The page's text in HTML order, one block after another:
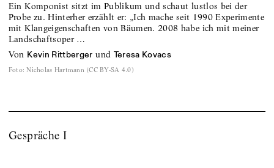
Ein Komponist sitzt im Publikum und schaut lustlos bei der
Probe zu. Hinterher erzählt er: „Ich mache seit 1990 Experimente
mit Klangeigenschaften von Bäumen. 2008 habe ich mit meiner
Landschaftsoper …
von Kevin Rittberger und Teresa Kovacs
Foto: Nicholas Hartmann (CC BY-SA 4.0)
Gespräche I